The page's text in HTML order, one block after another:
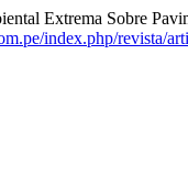
Extrema Sobre
index.php/revista/